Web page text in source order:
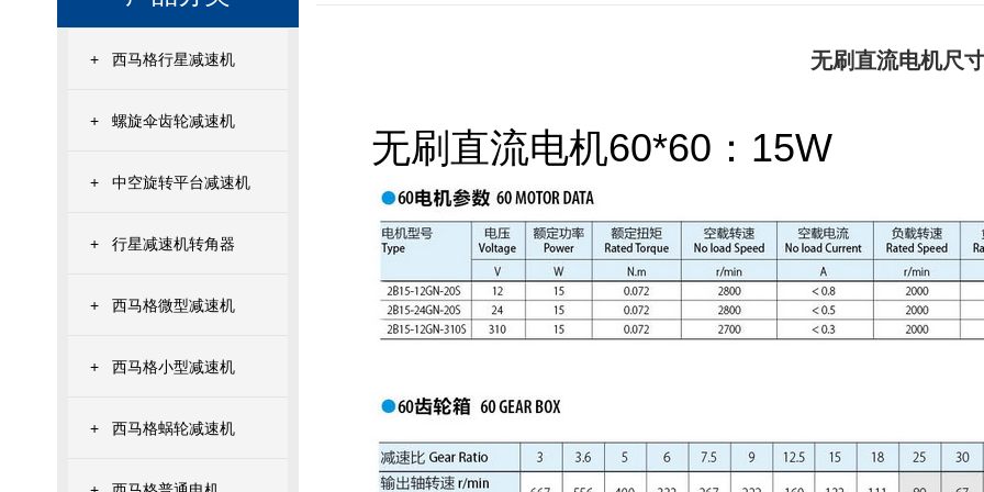
+ 西马格行星减速机
+ 螺旋伞齿轮减速机
+ 中空旋转平台减速机
+ 行星减速机转角器
+ 西马格微型减速机
+ 西马格小型减速机
+ 西马格蜗轮减速机
无刷直流电机尺
无刷直流电机60*60：15W